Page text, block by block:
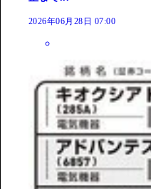
2026年06月28日 07:00